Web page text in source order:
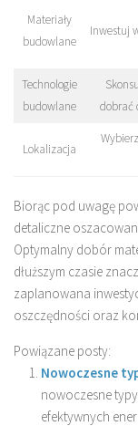
Materiały
budowlane
Inwestuj
Technologie
budowlane
dobrać
Lokalizacja
Biorąc pod uwagę
detaliczne
Optymalny dobór
dłuższym czasie
zaplanowana
oszczędności oraz
Powiązane posty:
Nowoczesne
nowoczesne
efektywnych